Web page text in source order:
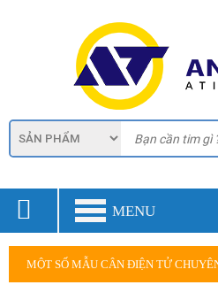
MENU
MỘT SỐ MẪU CÂN ĐIỆN TỬ